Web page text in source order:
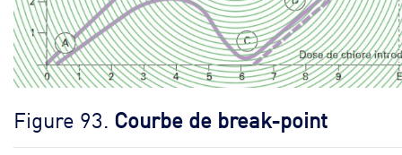
Figure 93. Courbe de break-point